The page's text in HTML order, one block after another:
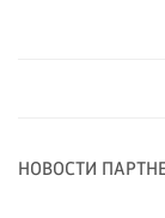
НОВОСТИ